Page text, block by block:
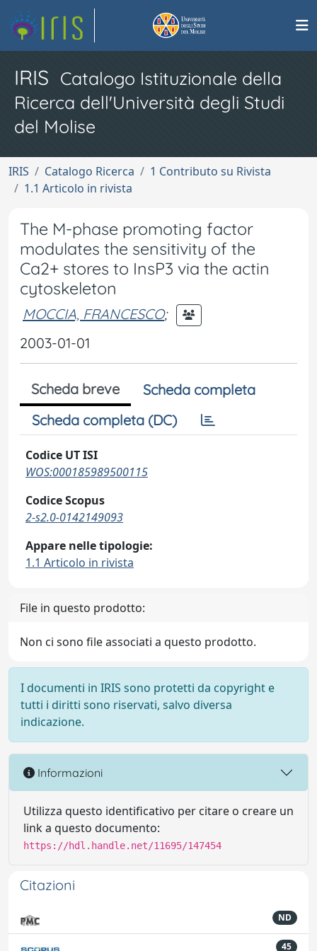
IRIS Catalogo Istituzionale della
Ricerca dell'Università degli Studi
del Molise
IRIS Catalogo Ricerca
1 Contributo su Rivista
1.1 Articolo in rivista
The M-phase promoting factor
modulates the sensitivity of the
Ca2+ stores to InsP3 via the actin
cytoskeleton
MOCCIA, FRANCESCO;
2003-01-01
Scheda breve
Scheda completa
Scheda completa (DC)
Codice UT ISI
WOS:000185989500115
Codice Scopus
2-s2.0-0142149093
Appare nelle tipologie:
1.1 Articolo in rivista
File in questo prodotto:
Non ci sono file associati a questo prodotto.
I documenti in IRIS sono protetti da copyright e
tutti i diritti sono riservati, salvo diversa
indicazione.
Informazioni
Utilizza questo identificativo per citare o creare un
link a questo documento:
https://hdl.handle.net/11695/147454
Citazioni
ND
45